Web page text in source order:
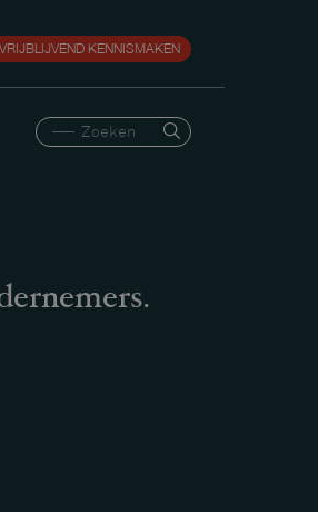
VRIJBLIJVEND KENNISMAKEN